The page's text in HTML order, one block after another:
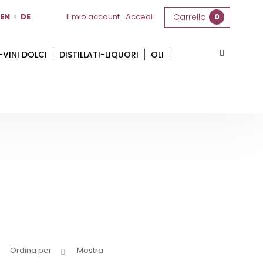
Il mio account Accedi Carrello 0
EN DE
VINI DOLCI DISTILLATI-LIQUORI OLI
Mostra
Ordina per